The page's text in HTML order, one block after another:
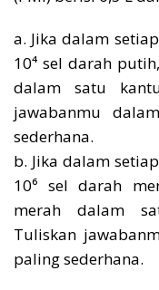
a. Jika dalam
10⁴ sel darah
dalam satu
jawabanmu
sederhana.
b. Jika dalam
10⁶ sel darah
merah dalam
Tuliskan
paling sederhana.